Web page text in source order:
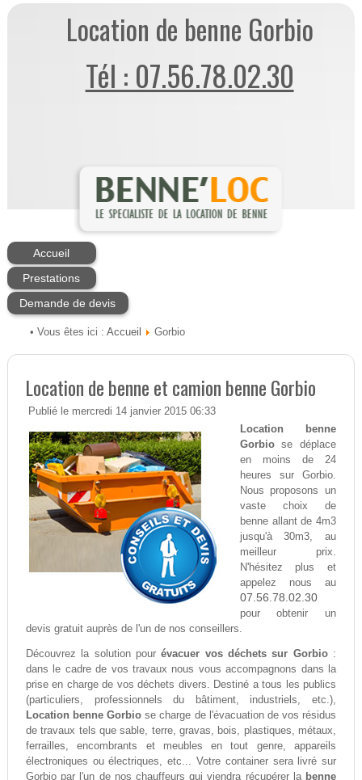
Location de benne Gorbio
Tél : 07.56.78.02.30
Accueil
Prestations
Demande de devis
• Vous êtes ici : Accueil Gorbio
Location de benne et camion benne Gorbio
Publié le mercredi 14 janvier 2015 06:33
Location benne
Gorbiose déplace
en moins de 24
heures sur Gorbio.
Nous proposons un
vaste choix de
benne allant de 4m3
jusqu'à 30m3, au
meilleur prix.
N'hésitez plus et
appelez nous au
07.56.78.02.30
pour obtenir un
devis gratuit auprès de l'un de nos conseillers.
Découvrez la solution pourévacuer vos déchets sur Gorbio:
dans le cadre de vos travaux nous vous accompagnons dans la
prise en charge de vos déchets divers. Destiné a tous les publics
(particuliers, professionnels du bâtiment, industriels, etc.),
Location benne Gorbio se charge de l'évacuation de vos résidus
de travaux tels que sable, terre, gravas, bois, plastiques, métaux,
ferrailles, encombrants et meubles en tout genre, appareils
électroniques ou électriques, etc... Votre container sera livré sur
Gorbio par l'un de nos chauffeurs qui viendra récupérer la benne